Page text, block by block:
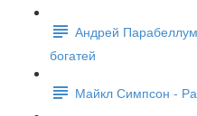
Андрей
богатей
Майкл Симпсон -